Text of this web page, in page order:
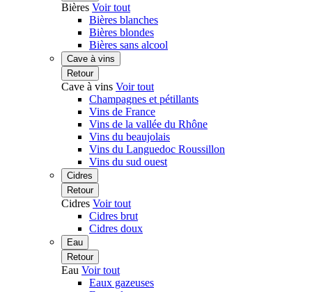
Bières Voir tout
Bières blanches
Bières blondes
Bières sans alcool
Cave à vins
Retour
Cave à vins Voir tout
Champagnes et pétillants
Vins de France
Vins de la vallée du Rhône
Vins du beaujolais
Vins du Languedoc Roussillon
Vins du sud ouest
Cidres
Retour
Cidres Voir tout
Cidres brut
Cidres doux
Eau
Retour
Eau Voir tout
Eaux gazeuses